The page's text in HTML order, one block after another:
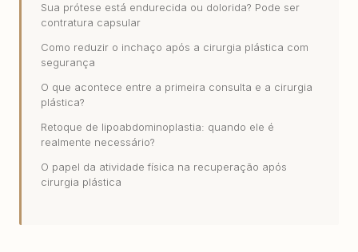
Sua prótese está endurecida ou dolorida? Pode ser
contratura capsular
Como reduzir o inchaço após a cirurgia plástica com
segurança
O que acontece entre a primeira consulta e a cirurgia
plástica?
Retoque de lipoabdominoplastia: quando ele é
realmente necessário?
O papel da atividade física na recuperação após
cirurgia plástica